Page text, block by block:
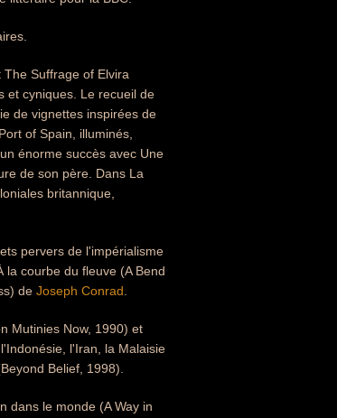
Suffrage of Elvira
et cyniques. Le recueil de
de vignettes inspirées de
of Spain, illuminés,
énorme succès avec Une
de son père. Dans La
britannique,
pervers de l'impérialisme
courbe du fleuve (A Bend
de Joseph Conrad
Mutinies Now, 1990) et
l'Iran, la Malaisie
Belief, 1998).
dans le monde (A Way in